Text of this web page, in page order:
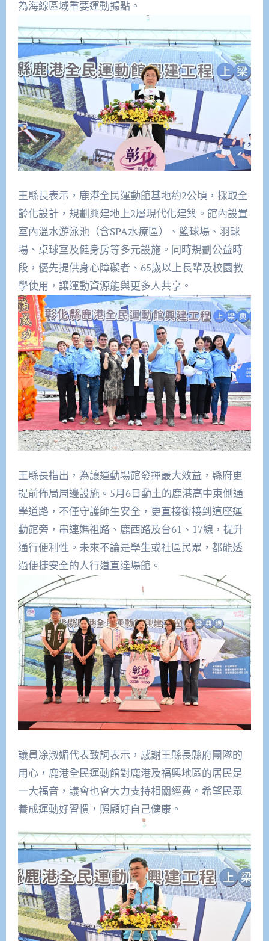
為海線區域重要運動據點。
王縣長表示，鹿港全民運動館基地約2公頃，採取全
齡化設計，規劃興建地上2層現代化建築。館內設置
室內溫水游泳池（含SPA水療區）、籃球場、羽球
場、桌球室及健身房等多元設施。同時規劃公益時
段，優先提供身心障礙者、65歲以上長輩及校園教
學使用，讓運動資源能與更多人共享。
王縣長指出，為讓運動場館發揮最大效益，縣府更
提前佈局周邊設施。5月6日動土的鹿港高中東側通
學道路，不僅守護師生安全，更直接銜接到這座運
動館旁，串連媽祖路、鹿西路及台61、17線，提升
通行便利性。未來不論是學生或社區民眾，都能透
過便捷安全的人行道直達場館。
議員凃淑媚代表致詞表示，感謝王縣長縣府團隊的
用心，鹿港全民運動館對鹿港及福興地區的居民是
一大福音，議會也會大力支持相關經費。希望民眾
養成運動好習慣，照顧好自己健康。